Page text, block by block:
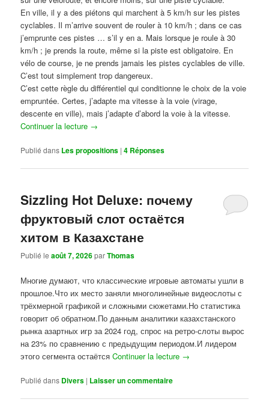
En ville, il y a des piétons qui marchent à 5 km/h sur les pistes
cyclables. Il m’arrive souvent de rouler à 10 km/h ; dans ce cas
j’emprunte ces pistes … s’il y en a. Mais lorsque je roule à 30
km/h ; je prends la route, même si la piste est obligatoire. En
vélo de course, je ne prends jamais les pistes cyclables de ville.
C’est tout simplement trop dangereux.
C’est cette règle du différentiel qui conditionne le choix de la voie
empruntée. Certes, j’adapte ma vitesse à la voie (virage,
descente en ville), mais j’adapte d’abord la voie à la vitesse.
Continuer la lecture →
Publié dans Les propositions |4 Réponses
Sizzling Hot Deluxe: почему
фруктовый слот остаётся
хитом в Казахстане
Publié leaoût 7, 2026parThomas
Многие думают, что классические игровые автоматы ушли в
прошлое.Что их место заняли многолинейные видеослоты с
трёхмерной графикой и сложными сюжетами.Но статистика
говорит об обратном.По данным аналитики казахстанского
рынка азартных игр за 2024 год, спрос на ретро-слоты вырос
на 23% по сравнению с предыдущим периодом.И лидером
этого сегмента остаётсяContinuer la lecture →
Publié dans Divers | Laisser un commentaire